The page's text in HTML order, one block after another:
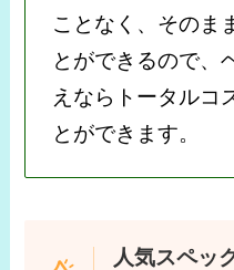
ことなく、そのま
とができるので、
えならトータルコ
とができます。
人気スペッ